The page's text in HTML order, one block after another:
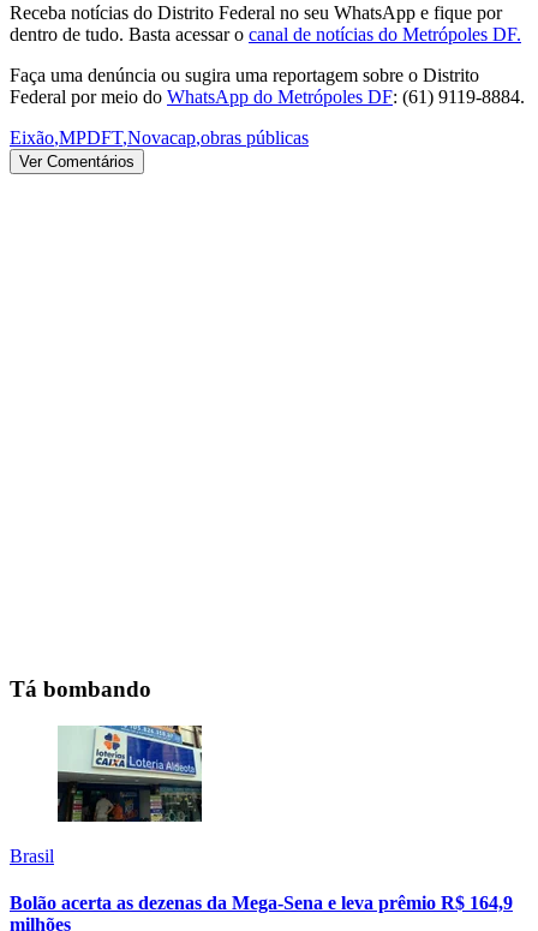
Receba notícias do Distrito Federal no seu WhatsApp e fique por
dentro de tudo. Basta acessar o canal de notícias do Metrópoles DF.
Faça uma denúncia ou sugira uma reportagem sobre o Distrito
Federal por meio do WhatsApp do Metrópoles DF: (61) 9119-8884.
Eixão,MPDFT,Novacap,obras públicas
Ver Comentários
Tá bombando
Brasil
Bolão acerta as dezenas da Mega-Sena e leva prêmio R$ 164,9
milhões